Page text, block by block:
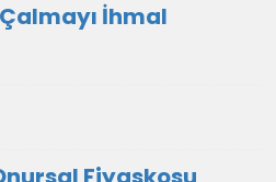
İhmal